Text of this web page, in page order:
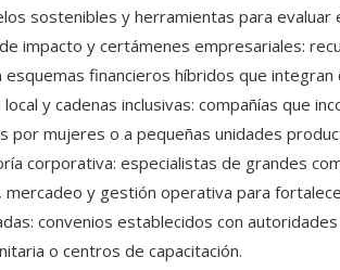
sostenibles y herramientas para evaluar
impacto y certámenes empresariales:
esquemas financieros híbridos que
y cadenas inclusivas: compañías que
por mujeres o a pequeñas unidades
corporativa: especialistas de grandes
mercadeo y gestión operativa para
convenios establecidos con
o centros de capacitación.